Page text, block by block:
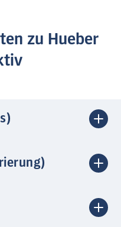
zu Hueber